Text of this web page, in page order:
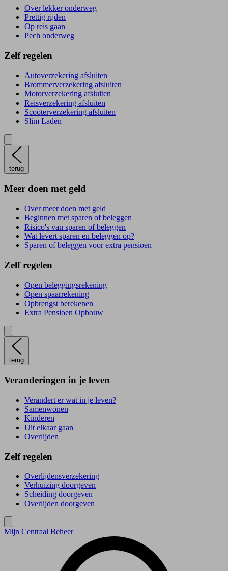
Over lekker onderweg
Prettig rijden
Op reis gaan
Pech onderweg
Zelf regelen
Autoverzekering afsluiten
Brommerverzekering afsluiten
Motorverzekering afsluiten
Reisverzekering afsluiten
Scooterverzekering afsluiten
Slim Laden
terug
Meer doen met geld
Over meer doen met geld
Beginnen met sparen of beleggen
Risico's van sparen of beleggen
Wat levert sparen en beleggen op?
Sparen of beleggen voor extra pensioen
Zelf regelen
Open beleggingsrekening
Open spaarrekening
Opbrengst berekenen
Extra Pensioen Opbouw
terug
Veranderingen in je leven
Verandert er wat in je leven?
Samenwonen
Kinderen
Uit elkaar gaan
Overlijden
Zelf regelen
Overlijdensverzekering
Verhuizing doorgeven
Scheiding doorgeven
Overlijden doorgeven
Mijn Centraal Beheer